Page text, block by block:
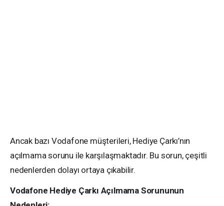
Ancak bazı Vodafone müşterileri, Hediye Çarkı’nın
açılmama sorunu ile karşılaşmaktadır. Bu sorun, çeşitli
nedenlerden dolayı ortaya çıkabilir.
Vodafone Hediye Çarkı Açılmama Sorununun